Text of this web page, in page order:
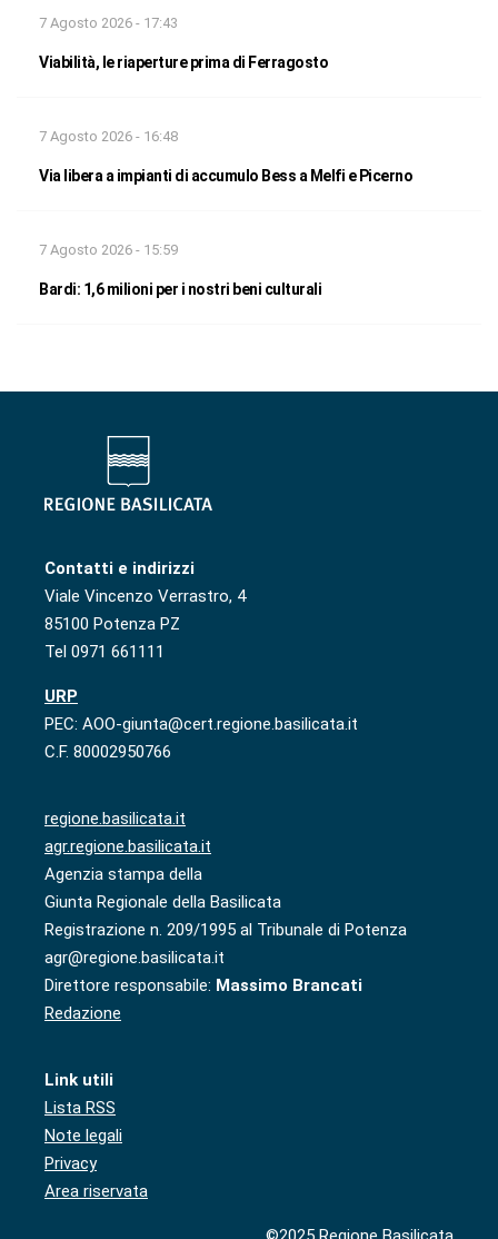
7 Agosto 2026 - 17:43
Viabilità, le riaperture prima di Ferragosto
7 Agosto 2026 - 16:48
Via libera a impianti di accumulo Bess a Melfi e Picerno
7 Agosto 2026 - 15:59
Bardi: 1,6 milioni per i nostri beni culturali
Contatti e indirizzi
Viale Vincenzo Verrastro, 4
85100 Potenza PZ
Tel 0971 661111
URP
PEC: AOO-giunta@cert.regione.basilicata.it
C.F. 80002950766
regione.basilicata.it
agr.regione.basilicata.it
Agenzia stampa della
Giunta Regionale della Basilicata
Registrazione n. 209/1995 al Tribunale di Potenza
agr@regione.basilicata.it
Direttore responsabile: Massimo Brancati
Redazione
Link utili
Lista RSS
Note legali
Privacy
Area riservata